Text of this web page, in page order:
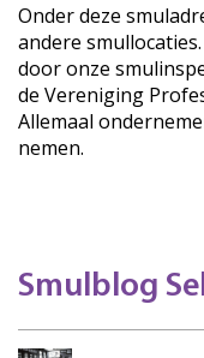
Onder deze
andere
door onze
de Vereniging
Allemaal
nemen.
Smulblog